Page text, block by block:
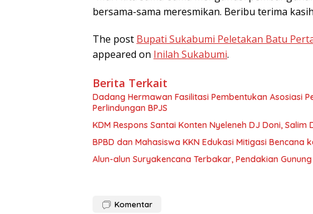
bersama-sama meresmikan. Beribu terima
The post Bupati Sukabumi Peletakan Batu
appeared on Inilah Sukabumi.
Berita Terkait
Dadang Hermawan Fasilitasi Pembentukan Asosiasi
Perlindungan BPJS
KDM Respons Santai Konten Nyeleneh DJ Doni, Salim
BPBD dan Mahasiswa KKN Edukasi Mitigasi Bencana
Alun-alun Suryakencana Terbakar, Pendakian
Komentar